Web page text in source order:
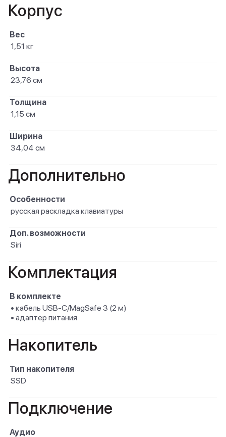
Корпус
Вес
1,51 кг
Высота
23,76 см
Толщина
1,15 см
Ширина
34,04 см
Дополнительно
Особенности
русская раскладка клавиатуры
Доп. возможности
Siri
Комплектация
В комплекте
• кабель USB-C/MagSafe 3 (2 м)
• адаптер питания
Накопитель
Тип накопителя
SSD
Подключение
Аудио